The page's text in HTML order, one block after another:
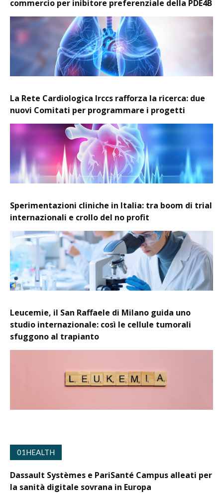
commercio per inibitore preferenziale della PDE4B
La Rete Cardiologica Irccs rafforza la ricerca: due
nuovi Comitati per programmare i progetti
Sperimentazioni cliniche in Italia: tra boom di trial
internazionali e crollo del no profit
Leucemie, il San Raffaele di Milano guida uno
studio internazionale: così le cellule tumorali
sfuggono al trapianto
01HEALTH
Dassault Systèmes e PariSanté Campus alleati per
la sanità digitale sovrana in Europa